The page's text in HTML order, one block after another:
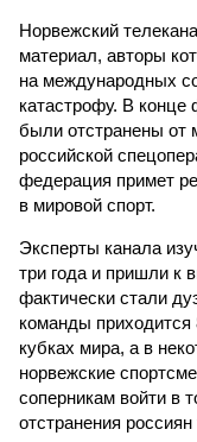
Норвежский
материал, авторы
на международных
катастрофу. В конце
были отстранены от
российской
федерация примет
в мировой спорт.
Эксперты канала
три года и пришли к
фактически стали
команды приходится
кубках мира, а в
норвежские
соперникам войти в
отстранения